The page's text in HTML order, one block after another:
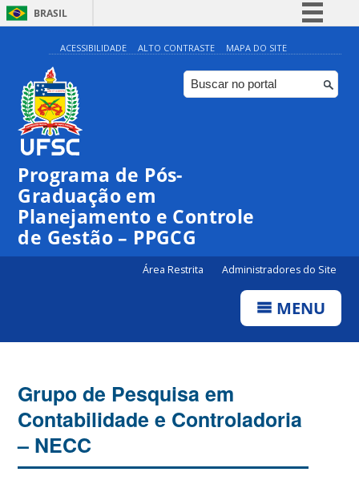
BRASIL
Simplifique!
Comunica BR
Participe
ACESSIBILIDADE ALTO CONTRASTE MAPA DO SITE
Programa de Pós-
Graduação em
Planejamento e Controle
de Gestão – PPGCG
Área Restrita Administradores do Site
MENU
Grupo de Pesquisa em
Contabilidade e Controladoria
– NECC